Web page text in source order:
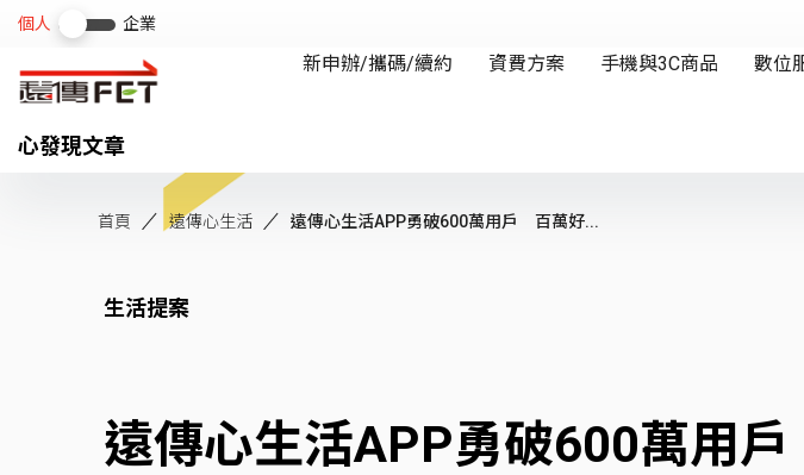
心發現文章
首頁 遠傳心生活 遠傳心生活APP勇破600萬用戶 百萬好...
生活提案
遠傳心生活APP勇破600萬用